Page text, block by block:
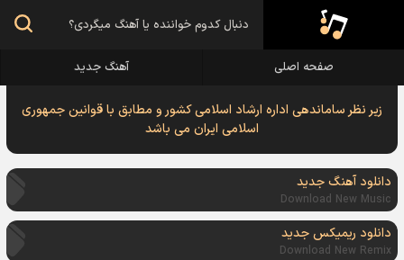
صفحه اصلی آهنگ جدید
زیر نظر ساماندهی اداره ارشاد اسلامی کشور و مطابق با قوانین جمهوری
اسلامی ایران می باشد
دانلود آهنگ جدید
Download New Music
دانلود ریمیکس جدید
Download New Remix